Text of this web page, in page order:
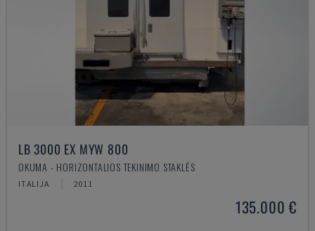
LB 3000 EX MYW 800
OKUMA - HORIZONTALIOS TEKINIMO STAKLĖS
ITALIJA 2011
135.000 €